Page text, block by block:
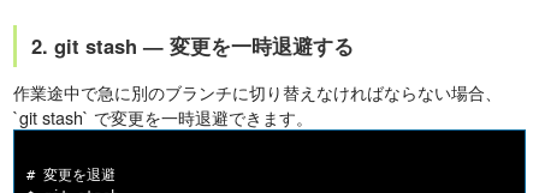
2. git stash — 変更を一時退避する
作業途中で急に別のブランチに切り替えなければならない場合、
`git stash` で変更を一時退避できます。
# 変更を退避